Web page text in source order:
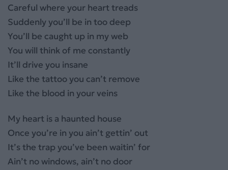
Careful where your heart treads
Suddenly you’ll be in too deep
You’ll be caught up in my web
You will think of me constantly
It’ll drive you insane
Like the tattoo you can’t remove
Like the blood in your veins
My heart is a haunted house
Once you’re in you ain’t gettin’ out
It’s the trap you’ve been waitin’ for
Ain’t no windows, ain’t no door